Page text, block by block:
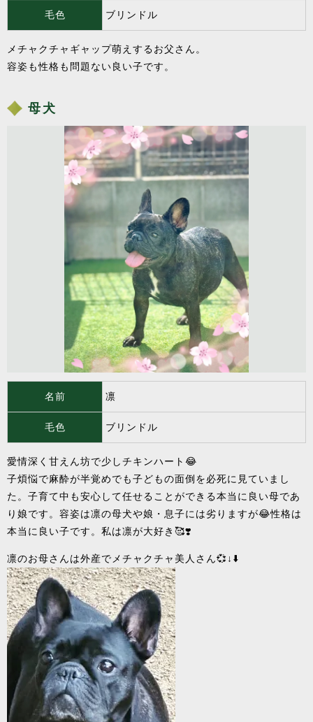
毛色 ブリンドル
メチャクチャギャップ萌えするお父さん。
容姿も性格も問題ない良い子です。
母犬
">
名前 凛
毛色 ブリンドル
愛情深く甘えん坊で少しチキンハート😂
子煩悩で麻酔が半覚めでも子どもの面倒を必死に見ていまし
た。子育て中も安心して任せることができる本当に良い母であ
り娘です。容姿は凛の母犬や娘・息子には劣りますが😂性格は
本当に良い子です。私は凛が大好き🥰❣️
凛のお母さんは外産でメチャクチャ美人さん💞↓⬇️